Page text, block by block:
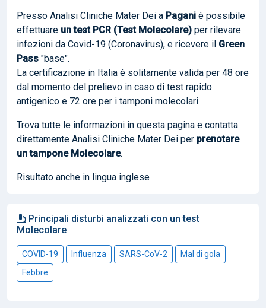
Presso Analisi Cliniche Mater Dei a Pagani è possibile
effettuare un test PCR (Test Molecolare) per rilevare
infezioni da Covid-19 (Coronavirus), e ricevere il Green
Pass "base".
La certificazione in Italia è solitamente valida per 48 ore
dal momento del prelievo in caso di test rapido
antigenico e 72 ore per i tamponi molecolari.
Trova tutte le informazioni in questa pagina e contatta
direttamente Analisi Cliniche Mater Dei per prenotare
un tampone Molecolare.
Risultato anche in lingua inglese
Principali disturbi analizzati con un test
Molecolare
COVID-19 Influenza SARS-CoV-2
Mal di gola
Febbre